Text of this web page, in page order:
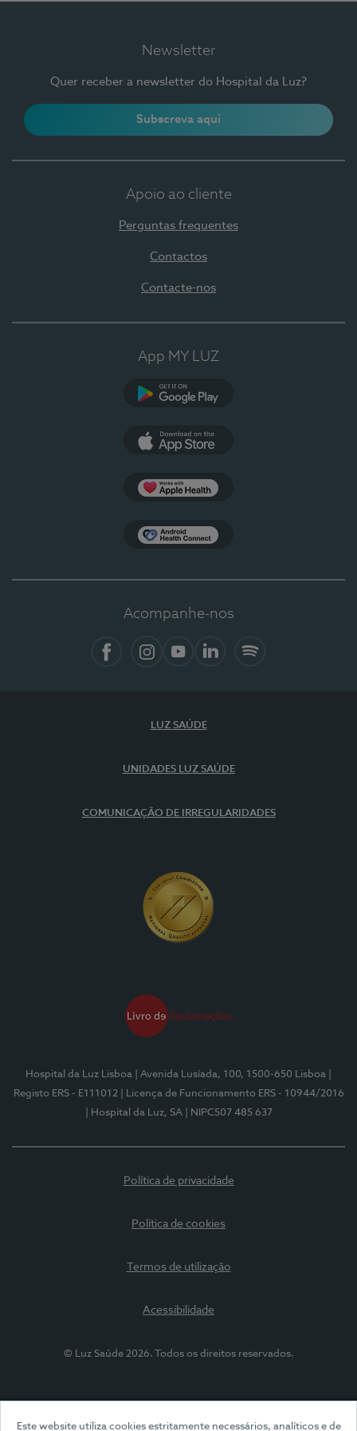
Este website utiliza cookies estritamente necessários, analíticos e de
Newsletter
Quer receber a newsletter do Hospital da Luz?
Subscreva aqui
Apoio ao cliente
Perguntas frequentes
Contactos
Contacte-nos
App MY LUZ
Acompanhe-nos
LUZ SAÚDE
UNIDADES LUZ SAÚDE
COMUNICAÇÃO DE IRREGULARIDADES
Hospital da Luz Lisboa | Avenida Lusíada, 100, 1500-650 Lisboa
Registo ERS - E111012
| Licença de Funcionamento ERS - 10944/2016
| Hospital da Luz, SA
| NIPC507 485 637
Política de privacidade
Política de cookies
Termos de utilização
Acessibilidade
© Luz Saúde 2026. Todos os direitos reservados.